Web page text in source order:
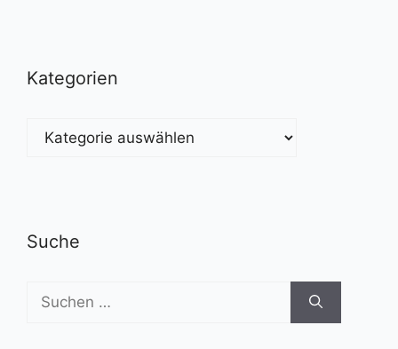
Kategorien
Kategorien
Suche
Suchen
nach: